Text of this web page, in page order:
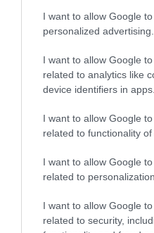
I want to allow Google
personalized advertising.
I want to allow Google
related to analytics like
device identifiers in apps.
I want to allow Google
related to functionality
I want to allow Google
related to personalization.
I want to allow Google
related to security,
nemcsak a a
technológiákra is
Olvasd el ezt is!